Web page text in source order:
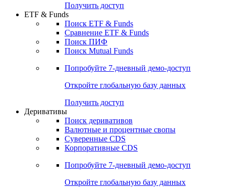
Получить доступ
ETF & Funds
Поиск ETF & Funds
Сравнение ETF & Funds
Поиск ПИФ
Поиск Mutual Funds
Попробуйте 7-дневный демо-доступ
Откройте глобальную базу данных
Получить доступ
Деривативы
Поиск деривативов
Валютные и процентные свопы
Суверенные CDS
Корпоративные CDS
Попробуйте 7-дневный демо-доступ
Откройте глобальную базу данных